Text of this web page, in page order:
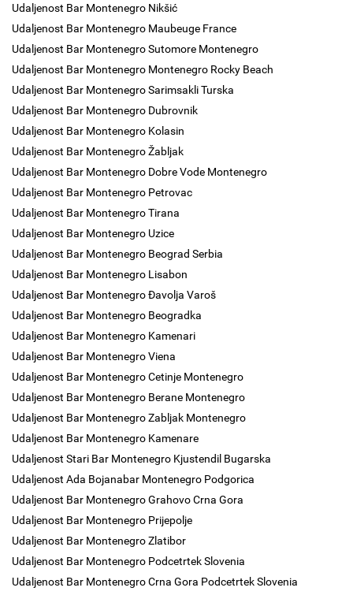
Udaljenost Bar Montenegro Nikšić
Udaljenost Bar Montenegro Maubeuge France
Udaljenost Bar Montenegro Sutomore Montenegro
Udaljenost Bar Montenegro Montenegro Rocky Beach
Udaljenost Bar Montenegro Sarimsakli Turska
Udaljenost Bar Montenegro Dubrovnik
Udaljenost Bar Montenegro Kolasin
Udaljenost Bar Montenegro Žabljak
Udaljenost Bar Montenegro Dobre Vode Montenegro
Udaljenost Bar Montenegro Petrovac
Udaljenost Bar Montenegro Tirana
Udaljenost Bar Montenegro Uzice
Udaljenost Bar Montenegro Beograd Serbia
Udaljenost Bar Montenegro Lisabon
Udaljenost Bar Montenegro Đavolja Varoš
Udaljenost Bar Montenegro Beogradka
Udaljenost Bar Montenegro Kamenari
Udaljenost Bar Montenegro Viena
Udaljenost Bar Montenegro Cetinje Montenegro
Udaljenost Bar Montenegro Berane Montenegro
Udaljenost Bar Montenegro Zabljak Montenegro
Udaljenost Bar Montenegro Kamenare
Udaljenost Stari Bar Montenegro Kjustendil Bugarska
Udaljenost Ada Bojanabar Montenegro Podgorica
Udaljenost Bar Montenegro Grahovo Crna Gora
Udaljenost Bar Montenegro Prijepolje
Udaljenost Bar Montenegro Zlatibor
Udaljenost Bar Montenegro Podcetrtek Slovenia
Udaljenost Bar Montenegro Crna Gora Podcetrtek Slovenia